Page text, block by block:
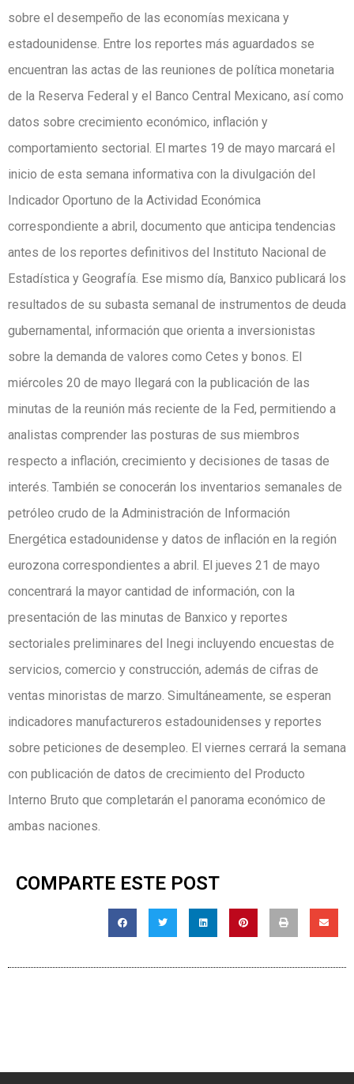
sobre el desempeño de las economías mexicana y
estadounidense. Entre los reportes más aguardados se
encuentran las actas de las reuniones de política monetaria
de la Reserva Federal y el Banco Central Mexicano, así como
datos sobre crecimiento económico, inflación y
comportamiento sectorial. El martes 19 de mayo marcará el
inicio de esta semana informativa con la divulgación del
Indicador Oportuno de la Actividad Económica
correspondiente a abril, documento que anticipa tendencias
antes de los reportes definitivos del Instituto Nacional de
Estadística y Geografía. Ese mismo día, Banxico publicará los
resultados de su subasta semanal de instrumentos de deuda
gubernamental, información que orienta a inversionistas
sobre la demanda de valores como Cetes y bonos. El
miércoles 20 de mayo llegará con la publicación de las
minutas de la reunión más reciente de la Fed, permitiendo a
analistas comprender las posturas de sus miembros
respecto a inflación, crecimiento y decisiones de tasas de
interés. También se conocerán los inventarios semanales de
petróleo crudo de la Administración de Información
Energética estadounidense y datos de inflación en la región
eurozona correspondientes a abril. El jueves 21 de mayo
concentrará la mayor cantidad de información, con la
presentación de las minutas de Banxico y reportes
sectoriales preliminares del Inegi incluyendo encuestas de
servicios, comercio y construcción, además de cifras de
ventas minoristas de marzo. Simultáneamente, se esperan
indicadores manufactureros estadounidenses y reportes
sobre peticiones de desempleo. El viernes cerrará la semana
con publicación de datos de crecimiento del Producto
Interno Bruto que completarán el panorama económico de
ambas naciones.
COMPARTE ESTE POST